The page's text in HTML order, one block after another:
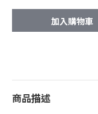
加入購物車
商品描述